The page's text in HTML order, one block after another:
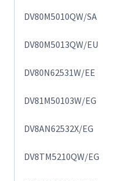
DV80M5010QW/SA
DV80M5013QW/EU
DV80N62531W/EE
DV81M50103W/EG
DV8AN62532X/EG
DV8TM5210QW/EG